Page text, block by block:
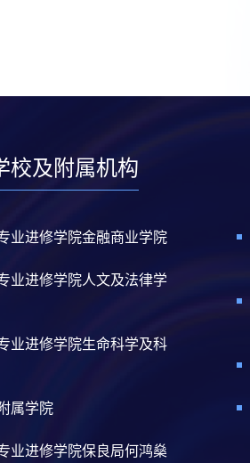
校及附属机构
业进修学院金融商业学院
业进修学院人文及法律学
业进修学院生命科学及科
属学院
业进修学院保良局何鸿燊